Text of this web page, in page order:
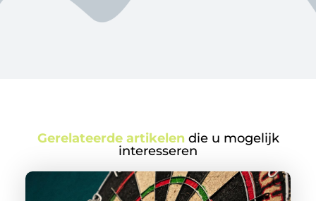
Gerelateerde artikelendie u mogelijk
interesseren